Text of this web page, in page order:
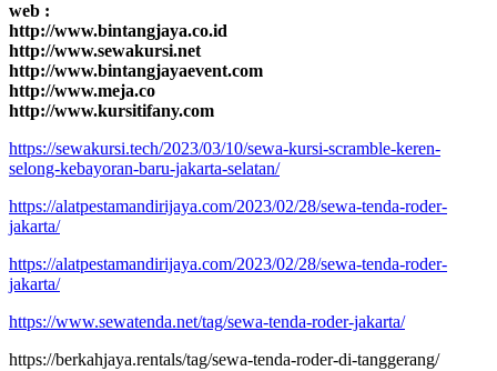
web :
http://www.bintangjaya.co.id
http://www.sewakursi.net
http://www.bintangjayaevent.com
http://www.meja.co
http://www.kursitifany.com
https://sewakursi.tech/2023/03/10/sewa-kursi-scramble-keren-
selong-kebayoran-baru-jakarta-selatan/
https://alatpestamandirijaya.com/2023/02/28/sewa-tenda-roder-
jakarta/
https://alatpestamandirijaya.com/2023/02/28/sewa-tenda-roder-
jakarta/
https://www.sewatenda.net/tag/sewa-tenda-roder-jakarta/
https://berkahjaya.rentals/tag/sewa-tenda-roder-di-tanggerang/